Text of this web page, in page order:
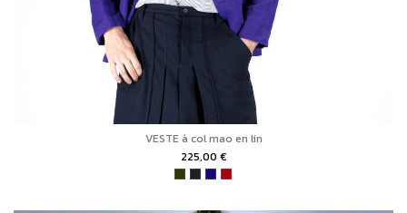
VESTE à col mao en lin
225,00 €